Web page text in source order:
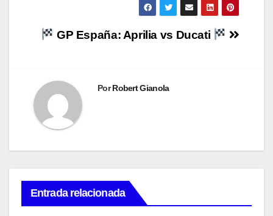
Navegación
entradas
GP España: Aprilia vs Ducati
PorRobert Gianola
Entrada relacionada